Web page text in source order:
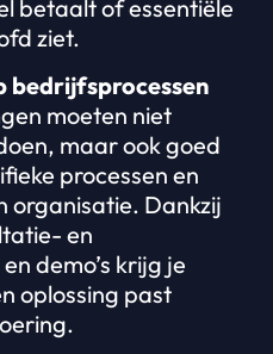
betaalt of essentiële
ziet.
bedrijfsprocessen
moeten niet
maar ook goed
processen en
organisatie. Dankzij
en
demo’s krijg je
oplossing past